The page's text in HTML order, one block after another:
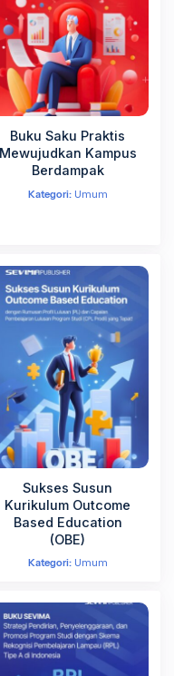
Buku Saku Praktis
Mewujudkan Kampus
Berdampak
Kategori:Umum
Sukses Susun
Kurikulum Outcome
Based Education
(OBE)
Kategori:Umum